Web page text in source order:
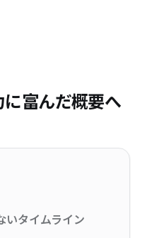
富んだ概要へ
いタイムライン